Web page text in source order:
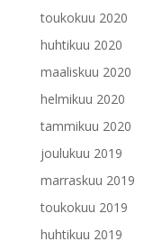
toukokuu 2020
huhtikuu 2020
maaliskuu 2020
helmikuu 2020
tammikuu 2020
joulukuu 2019
marraskuu 2019
toukokuu 2019
huhtikuu 2019